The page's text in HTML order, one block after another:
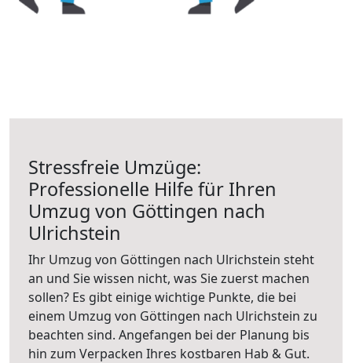
Stressfreie Umzüge:
Professionelle Hilfe für Ihren
Umzug von Göttingen nach
Ulrichstein
Ihr Umzug von Göttingen nach Ulrichstein steht
an und Sie wissen nicht, was Sie zuerst machen
sollen? Es gibt einige wichtige Punkte, die bei
einem Umzug von Göttingen nach Ulrichstein zu
beachten sind. Angefangen bei der Planung bis
hin zum Verpacken Ihres kostbaren Hab & Gut.